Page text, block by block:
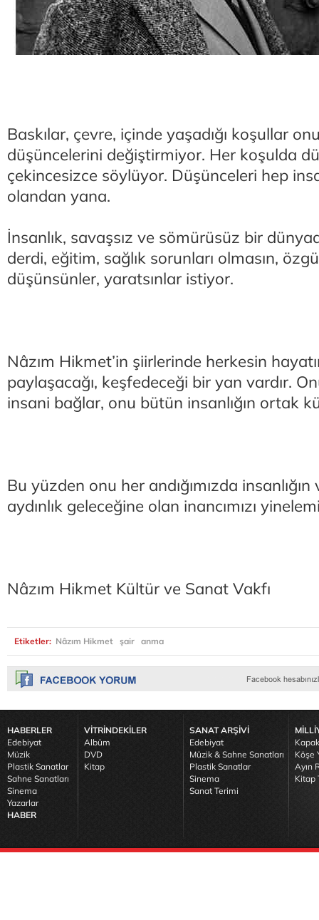
Baskılar, çevre, içinde yaşadığı koşullar
düşüncelerini değiştirmiyor. Her koşulda
çekincesizce söylüyor. Düşünceleri hep
olandan yana.
İnsanlık, savaşsız ve sömürüsüz bir
derdi, eğitim, sağlık sorunları olmasın,
düşünsünler, yaratsınlar istiyor.
Nâzım Hikmet’in şiirlerinde herkesin
paylaşacağı, keşfedeceği bir yan vardır.
insani bağlar, onu bütün insanlığın ortak
Bu yüzden onu her andığımızda
aydınlık geleceğine olan inancımızı
Nâzım Hikmet Kültür ve Sanat Vakfı
Etiketler: Nâzım Hikmet şair anma
HABERLER
Edebiyat
Müzik
Plastik Sanatlar
Sahne Sanatları
Sinema
Yazarlar
HABER
VİTRİNDEKİLER
Albüm
DVD
Kitap
SANAT ARŞİVİ
Edebiyat
Müzik & Sahne Sanatları
Plastik Sanatlar
Sinema
Sanat Terimi
Köşe
Ayın
Kitap